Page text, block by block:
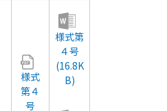
様式
第４
号
様式第
４号
(16.8K
B)